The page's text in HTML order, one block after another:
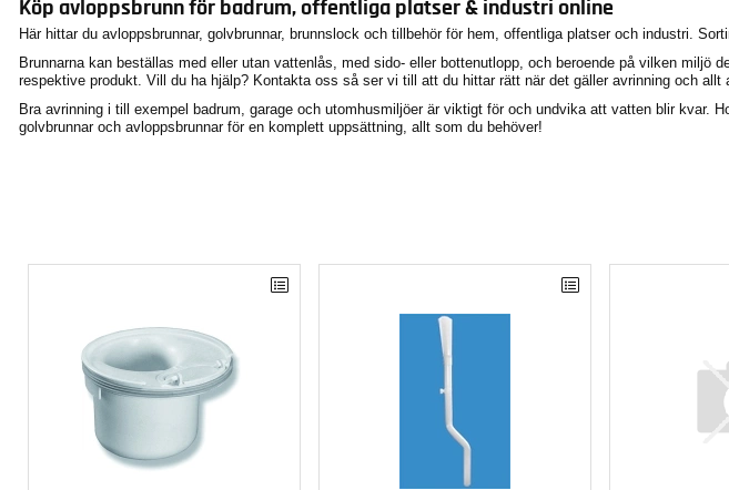
Köp avloppsbrunn för badrum, offentliga platser & industri online
Här hittar du avloppsbrunnar, golvbrunnar, brunnslock och tillbehör för hem, offentliga platser och industri.
Brunnarna kan beställas med eller utan vattenlås, med sido- eller bottenutlopp, och beroende på vilken
respektive produkt. Vill du ha hjälp? Kontakta oss så ser vi till att du hittar rätt när det gäller avrinning och allt
Bra avrinning i till exempel badrum, garage och utomhusmiljöer är viktigt för och undvika att vatten blir kvar.
golvbrunnar och avloppsbrunnar för en komplett uppsättning, allt som du behöver!